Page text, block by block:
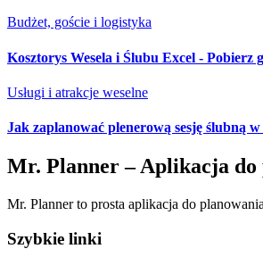
Budżet, goście i logistyka
Kosztorys Wesela i Ślubu Excel - Pobierz
Usługi i atrakcje weselne
Jak zaplanować plenerową sesję ślubną
Mr. Planner – Aplikacja do
Mr. Planner to prosta aplikacja do
Szybkie linki